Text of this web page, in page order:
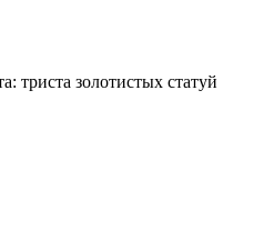
золотистых статуй